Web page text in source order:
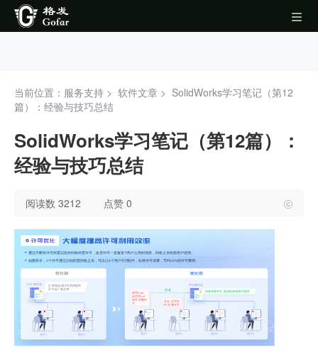
当前位置：服务支持 > 软件文章 > SolidWorks学习笔记（第12
篇）：经验与技巧总结
SolidWorks学习笔记（第12篇）：
经验与技巧总结
阅读数 3212 点赞 0